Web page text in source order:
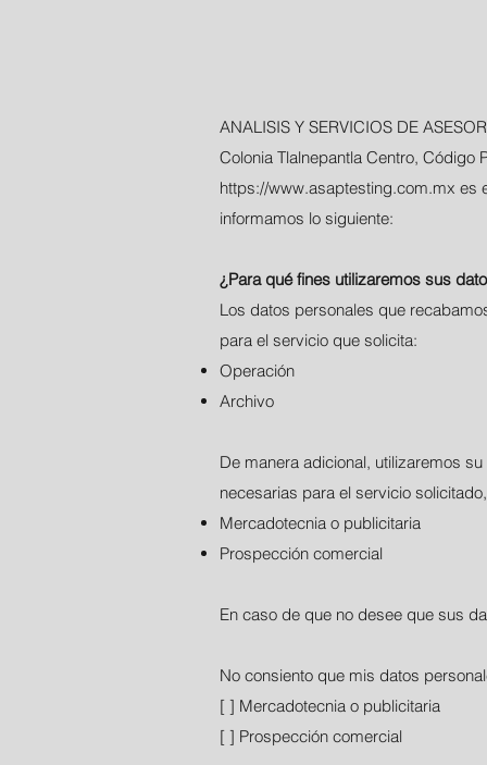
ANALISIS Y SERVICIOS DE
Colonia Tlalnepantla Centro, Código
https://www.asaptesting.com.mx es
informamos lo siguiente:
¿Para qué fines utilizaremos sus
Los datos personales que
para el servicio que solicita:
Operación
Archivo
De manera adicional, utilizaremos
necesarias para el servicio
Mercadotecnia o publicitaria
Prospección comercial
En caso de que no desee que sus
No consiento que mis datos
[ ] Mercadotecnia o publicitaria
[ ] Prospección comercial